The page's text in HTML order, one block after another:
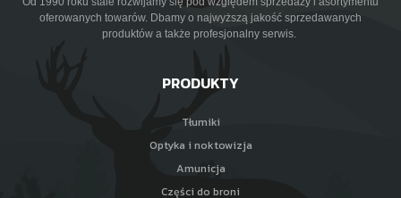
oferowanych towarów. Dbamy o najwyższą jakość sprzedawanych
produktów a także profesjonalny serwis.
PRODUKTY
Tłumiki
Optyka i noktowizja
Amunicja
Części do broni